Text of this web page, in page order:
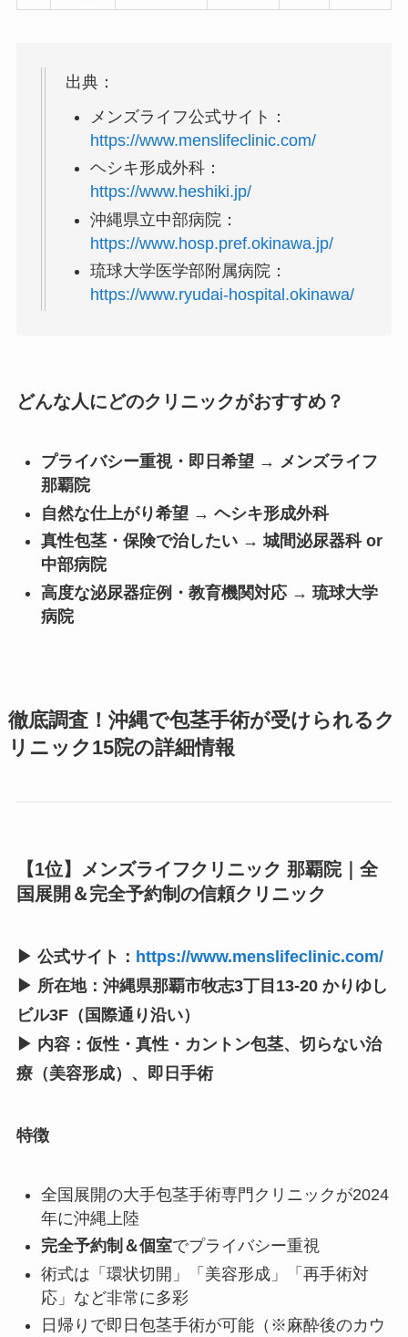
出典：
メンズライフ公式サイト：
https://www.menslifeclinic.com/
ヘシキ形成外科：
https://www.heshiki.jp/
沖縄県立中部病院：
https://www.hosp.pref.okinawa.jp/
琉球大学医学部附属病院：
https://www.ryudai-hospital.okinawa/
どんな人にどのクリニックがおすすめ？
プライバシー重視・即日希望 → メンズライフ
那覇院
自然な仕上がり希望 → ヘシキ形成外科
真性包茎・保険で治したい → 城間泌尿器科 or
中部病院
高度な泌尿器症例・教育機関対応 → 琉球大学
病院
徹底調査！沖縄で包茎手術が受けられるク
リニック15院の詳細情報
【1位】メンズライフクリニック 那覇院｜全
国展開＆完全予約制の信頼クリニック
▶ 公式サイト： https://www.menslifeclinic.com/
▶ 所在地：沖縄県那覇市牧志3丁目13-20 かりゆし
ビル3F（国際通り沿い）
▶ 内容：仮性・真性・カントン包茎、切らない治
療（美容形成）、即日手術
特徴
全国展開の大手包茎手術専門クリニックが2024
年に沖縄上陸
完全予約制＆個室でプライバシー重視
術式は「環状切開」「美容形成」「再手術対
応」など非常に多彩
日帰りで即日包茎手術が可能（※麻酔後のカウ